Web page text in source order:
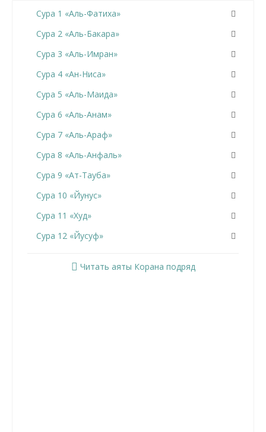
Сура 1 «Аль-Фатиха»
Сура 2 «Аль-Бакара»
Сура 3 «Аль-Имран»
Сура 4 «Ан-Ниса»
Сура 5 «Аль-Маида»
Сура 6 «Аль-Анам»
Сура 7 «Аль-Араф»
Сура 8 «Аль-Анфаль»
Сура 9 «Ат-Тауба»
Сура 10 «Йунус»
Сура 11 «Худ»
Сура 12 «Йусуф»
Читать аяты Корана подряд